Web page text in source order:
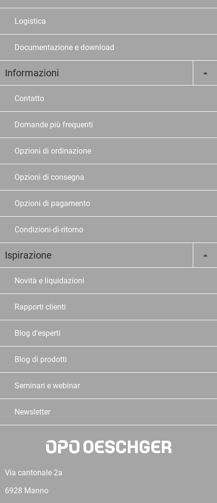
Logistica
Documentazione e download
Informazioni
Contatto
Domande più frequenti
Opzioni di ordinazione
Opzioni di consegna
Opzioni di pagamento
Condizioni-di-ritorno
Ispirazione
Novità e liquidazioni
Rapporti clienti
Blog d'esperti
Blog di prodotti
Seminari e webinar
Newsletter
Via cantonale 2a
6928 Manno